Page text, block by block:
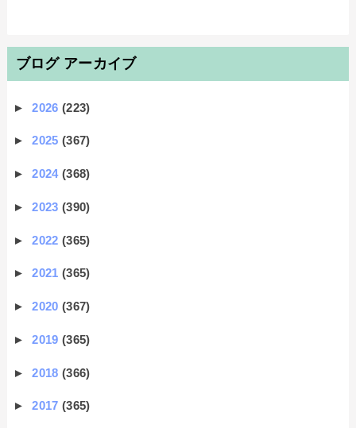
ブログ アーカイブ
►2026(223)
►2025(367)
►2024(368)
►2023(390)
►2022(365)
►2021(365)
►2020(367)
►2019(365)
►2018(366)
►2017(365)